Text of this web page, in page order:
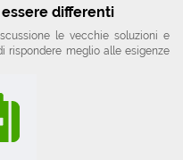
differenti
le vecchie soluzioni e
rispondere meglio alle esigenze